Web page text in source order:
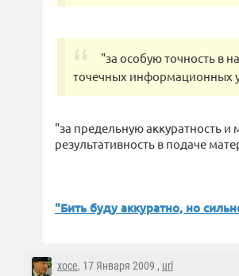
"за особую точность в
точечных информационных
"за предельную аккуратность
результативность в подаче
"Бить буду аккуратно, но
xoce, 17 Января 2009 , url